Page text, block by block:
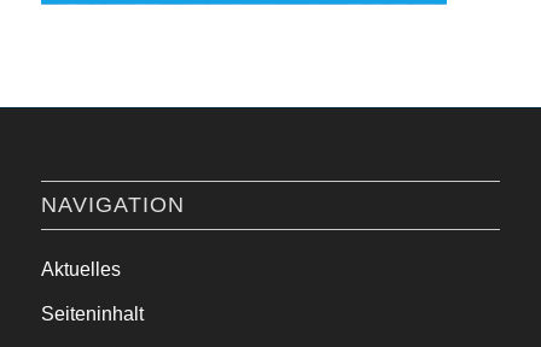
NAVIGATION
Aktuelles
Seiteninhalt